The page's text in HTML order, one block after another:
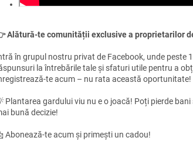
Alătură-te comunității exclusive a proprietarilor
în grupul nostru privat de Facebook, unde peste
la întrebările tale și sfaturi utile pentru a
te acum – nu rata această oportunitate!
Plantarea gardului viu nu e o joacă! Poți pierde
bună decizie!
Abonează-te acum și primești un cadou!